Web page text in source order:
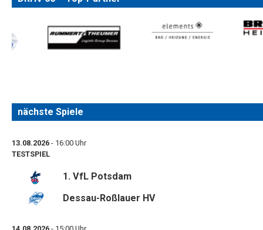
nächste Spiele
13.08.2026 - 16:00 Uhr
TESTSPIEL
1. VfL Potsdam
Dessau-Roßlauer HV